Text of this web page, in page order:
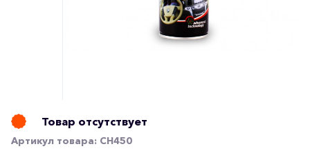
Товар отсутствует
Артикул товара: CH450